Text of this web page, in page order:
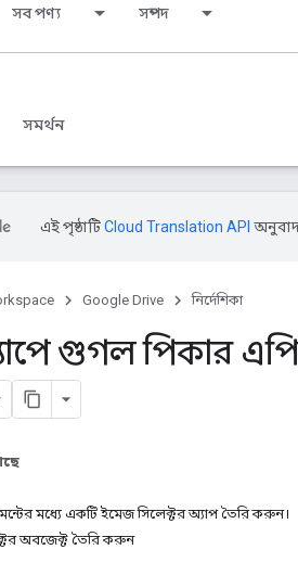
সব পণ্য সম্পদ
সমর্থন
এই পৃষ্ঠাটিCloud Translation API
Google Drive নির্দেশিকা
গুগল পিকার
মধ্যে একটি ইমেজ সিলেক্টর অ্যাপ তৈরি করুন।
অবজেক্ট তৈরি করুন